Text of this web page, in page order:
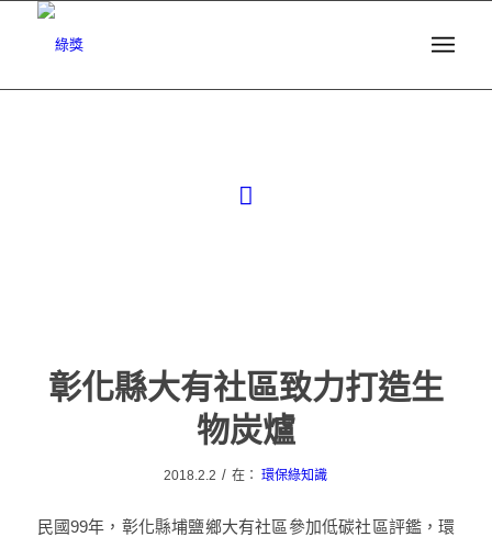
彰化縣大有社區致力打造生
物炭爐
2018.2.2 / 在：環保綠知識
民國99年，彰化縣埔鹽鄉大有社區參加低碳社區評鑑，環